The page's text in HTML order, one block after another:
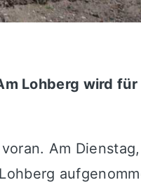
Lohberg wird für
Am